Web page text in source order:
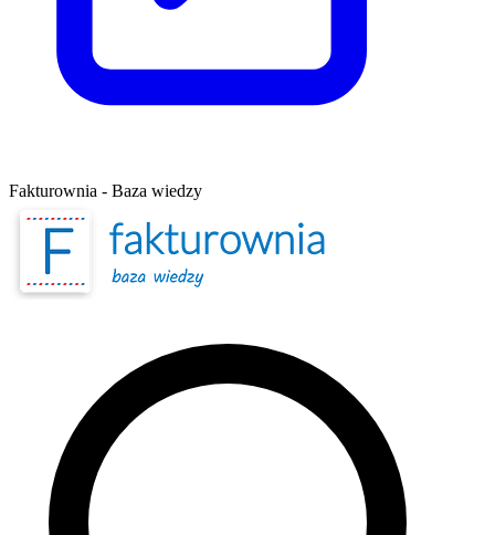
Fakturownia - Baza wiedzy